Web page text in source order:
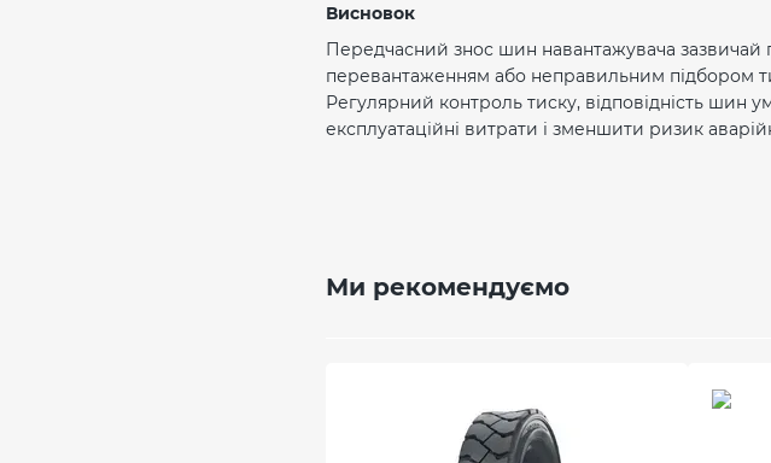
Висновок
Передчасний знос шин навантажувача зазвичай
перевантаженням або неправильним підбором
Регулярний контроль тиску, відповідність шин
експлуатаційні витрати і зменшити ризик
Ми рекомендуємо